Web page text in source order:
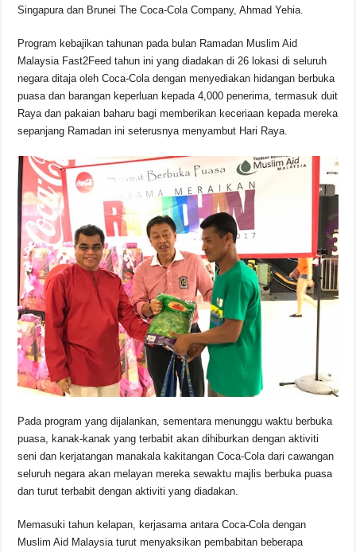
Singapura dan Brunei The Coca-Cola Company, Ahmad Yehia.
Program kebajikan tahunan pada bulan Ramadan Muslim Aid
Malaysia Fast2Feed tahun ini yang diadakan di 26 lokasi di seluruh
negara ditaja oleh Coca-Cola dengan menyediakan hidangan berbuka
puasa dan barangan keperluan kepada 4,000 penerima, termasuk duit
Raya dan pakaian baharu bagi memberikan keceriaan kepada mereka
sepanjang Ramadan ini seterusnya menyambut Hari Raya.
Pada program yang dijalankan, sementara menunggu waktu berbuka
puasa, kanak-kanak yang terbabit akan dihiburkan dengan aktiviti
seni dan kerjatangan manakala kakitangan Coca-Cola dari cawangan
seluruh negara akan melayan mereka sewaktu majlis berbuka puasa
dan turut terbabit dengan aktiviti yang diadakan.
Memasuki tahun kelapan, kerjasama antara Coca-Cola dengan
Muslim Aid Malaysia turut menyaksikan pembabitan beberapa